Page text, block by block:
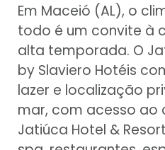
Em Maceió (AL), o
todo é um convite à
alta temporada. O
by Slaviero Hotéis
lazer e localização
mar, com acesso ao
Jatiúca Hotel &